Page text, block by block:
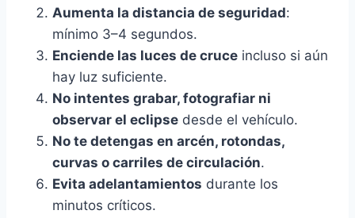
Aumenta la distancia de seguridad:
mínimo 3–4 segundos.
Enciende las luces de cruce incluso si aún
hay luz suficiente.
No intentes grabar, fotografiar ni
observar el eclipse desde el vehículo.
No te detengas en arcén, rotondas,
curvas o carriles de circulación.
Evita adelantamientos durante los
minutos críticos.